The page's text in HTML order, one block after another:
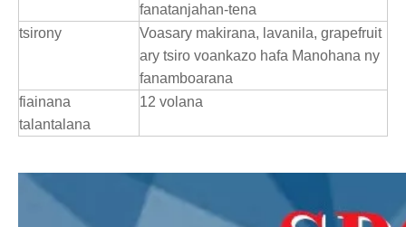
fanatanjahan-tena
tsirony
Voasary makirana, lavanila, grapefruit
ary tsiro voankazo hafa Manohana ny
fanamboarana
fiainana
talantalana
12 volana